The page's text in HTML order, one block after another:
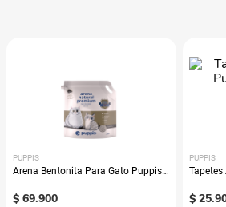
PUPPIS
Arena Bentonita Para Gato Puppis
$ 69.900
PUPPIS
Tapetes
$ 25.